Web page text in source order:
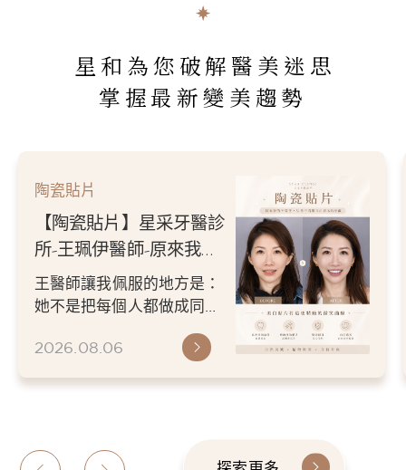
星和為您破解醫美迷思
掌握最新變美趨勢
陶瓷貼片
【陶瓷貼片】星采牙醫診
所-王珮伊醫師-從門牙縫
到自信笑容：美白貼片打
造更精緻的微笑曲線
王珮伊醫師在規劃貼片時，
除了考量牙齒本身條件，也
微笑方式等細節出發，協助
2026.06.26